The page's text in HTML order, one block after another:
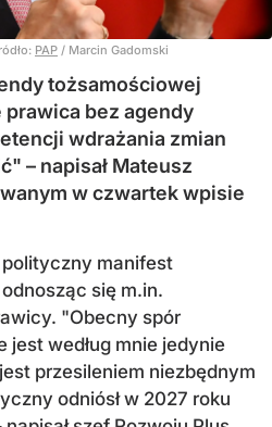
PAP / Marcin Gadomski
tożsamościowej
bez agendy
wdrażania zmian
– napisał Mateusz
w czwartek wpisie
polityczny manifest
się m.in.
"Obecny spór
według mnie jedynie
przesileniem niezbędnym
odniósł w 2027 roku